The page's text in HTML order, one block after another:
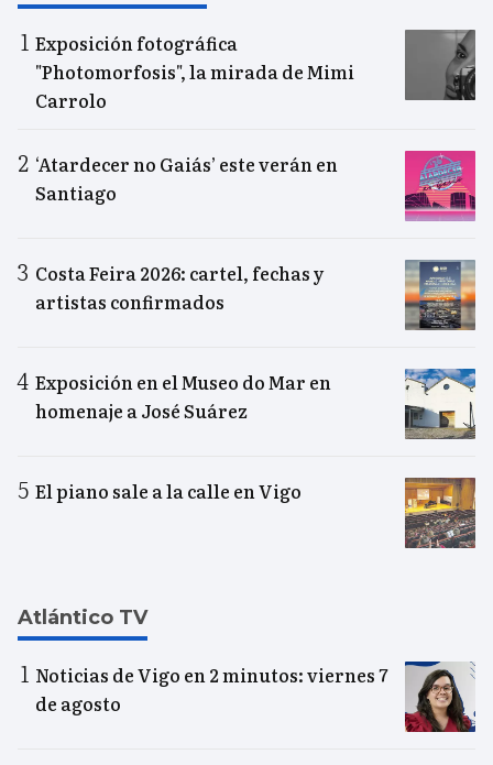
Exposición fotográfica
"Photomorfosis", la mirada de Mimi
Carrolo
‘Atardecer no Gaiás’ este verán en
Santiago
Costa Feira 2026: cartel, fechas y
artistas confirmados
Exposición en el Museo do Mar en
homenaje a José Suárez
El piano sale a la calle en Vigo
Atlántico TV
Noticias de Vigo en 2 minutos: viernes 7
de agosto